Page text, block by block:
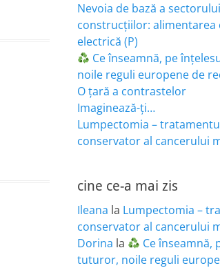
Nevoia de bază a sectorului
construcțiilor: alimentarea
electrică (P)
Ce înseamnă, pe
noile reguli europene de
O țară a contrastelor
Imaginează-ți…
Lumpectomia –
conservator al cancerului
cine ce-a mai zis
Ileana la Lumpectomia –
conservator al cancerului
Dorina la
Ce înseamnă,
tuturor, noile reguli